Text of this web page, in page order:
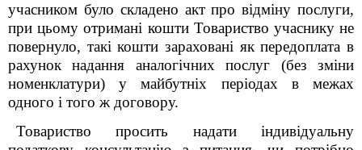
учасником було складено акт про відміну послуги,
при цьому отримані кошти Товариство учаснику не
повернуло, такі кошти зараховані як передоплата в
рахунок надання аналогічних послуг (без зміни
номенклатури) у майбутніх періодах в межах
одного і того ж договору.
Товариство просить надати індивідуальну